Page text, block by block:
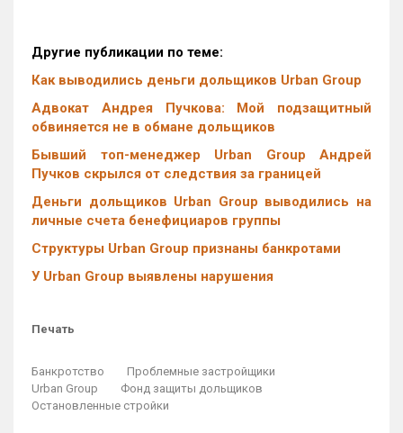
Другие публикации по теме:
Как выводились деньги дольщиков Urban Group
Адвокат Андрея Пучкова: Мой подзащитный
обвиняется не в обмане дольщиков
Бывший топ-менеджер Urban Group Андрей
Пучков скрылся от следствия за границей
Деньги дольщиков Urban Group выводились на
личные счета бенефициаров группы
Структуры Urban Group признаны банкротами
У Urban Group выявлены нарушения
Печать
Банкротство
Проблемные застройщики
Urban Group
Фонд защиты дольщиков
Остановленные стройки